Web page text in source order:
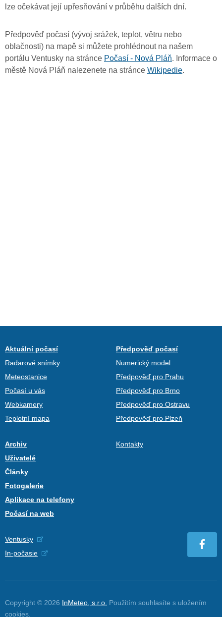
lze očekávat její upřesňování v průběhu dalších dní.
Předpověď počasí (vývoj srážek, teplot, větru nebo
oblačnosti) na mapě si můžete prohlédnout na našem
portálu Ventusky na stránce Počasí - Nová Pláň. Informace o
městě Nová Pláň nalezenete na stránce Wikipedie.
Aktuální počasí
Radarové snímky
Meteostanice
Počasí u vás
Webkamery
Teplotní mapa
Předpověď počasí
Numerický model
Předpověď pro Prahu
Předpověď pro Brno
Předpověď pro Ostravu
Předpověď pro Plzeň
Archiv
Uživatelé
Články
Fotogalerie
Aplikace na telefony
Počasí na web
Kontakty
Ventusky
In-počasie
Copyright © 2026 InMeteo, s.r.o. Použitím souhlasíte s uložením
cookies